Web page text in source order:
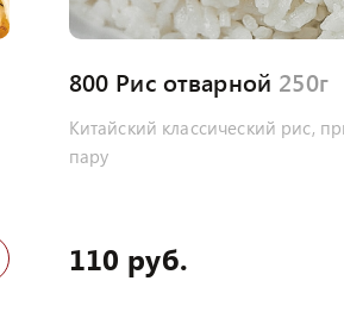
800 Рис отварной 250г
Китайский классический рис,
пару
110 руб.